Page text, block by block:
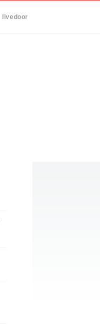
livedoor